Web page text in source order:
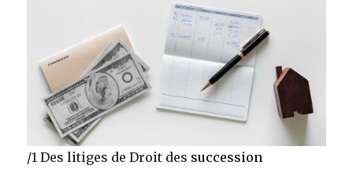
/1 Des litiges de Droit des succession